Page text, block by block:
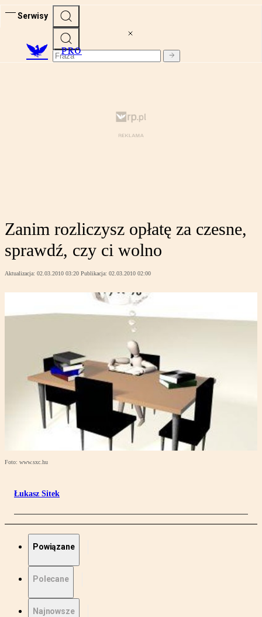
Serwisy
PRO
Zanim rozliczysz opłatę za czesne,
sprawdź, czy ci wolno
Aktualizacja: 02.03.2010 03:20 Publikacja: 02.03.2010 02:00
Foto: www.sxc.hu
Łukasz Sitek
Powiązane
Polecane
Najnowsze